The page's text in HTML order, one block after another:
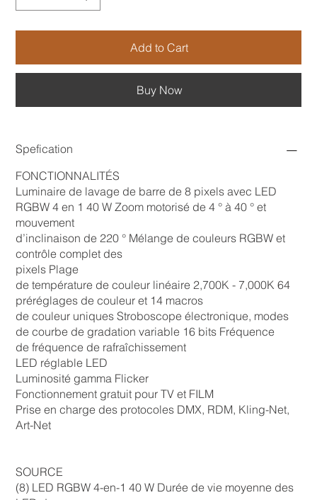
Add to Cart
Buy Now
Spefication
FONCTIONNALITÉS
Luminaire de lavage de barre de 8 pixels avec LED
RGBW 4 en 1 40 W Zoom motorisé de 4 ° à 40 ° et
mouvement
d’inclinaison de 220 ° Mélange de couleurs RGBW et
contrôle complet des
pixels Plage
de température de couleur linéaire 2,700K - 7,000K 64
préréglages de couleur et 14 macros
de couleur uniques Stroboscope électronique, modes
de courbe de gradation variable 16 bits Fréquence
de fréquence de rafraîchissement
LED réglable LED
Luminosité gamma Flicker
Fonctionnement gratuit pour TV et FILM
Prise en charge des protocoles DMX, RDM, Kling-Net,
Art-Net
SOURCE
(8) LED RGBW 4-en-1 40 W Durée de vie moyenne des